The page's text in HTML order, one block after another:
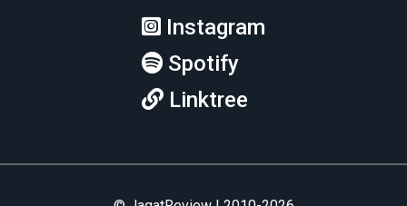
Instagram
Spotify
Linktree